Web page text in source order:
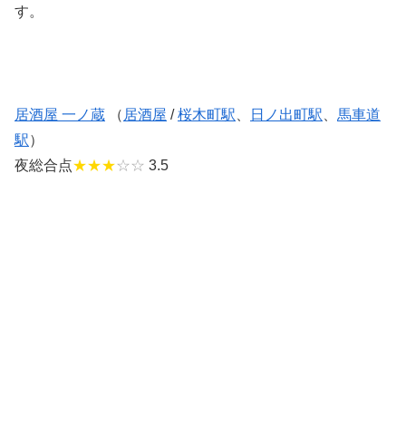
す。
居酒屋 一ノ蔵 （ 居酒屋 /桜木町駅 日ノ出町駅
馬車道
駅）
夜総合点★★★☆☆ 3.5